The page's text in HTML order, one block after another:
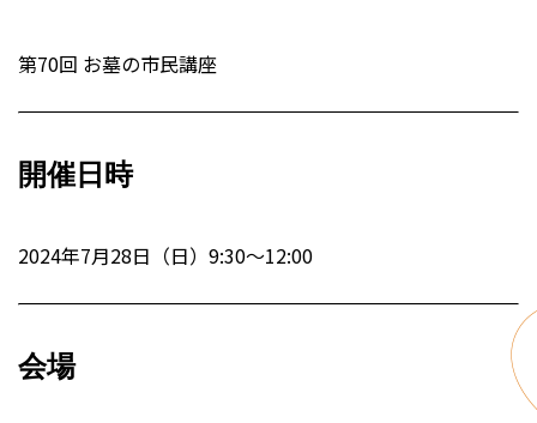
第70回 お墓の市民講座
開催日時
2024年7月28日（日）9:30〜12:00
会場